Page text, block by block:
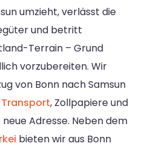
umzieht, verlässt die
und betritt
Terrain – Grund
vorzubereiten. Wir
von Bonn nach Samsun
Transport, Zollpapiere und
Adresse. Neben dem
bieten wir aus Bonn